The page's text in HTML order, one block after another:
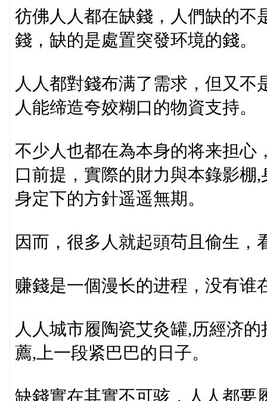
彷佛人人都在缺錢，人們缺的不
錢，缺的是處置突發环境的錢。
人人都對錢布满了需求，但又
人能缔造夸姣糊口的物資支持。
不少人也都在為本身的将来担心
口前提，實際的財力與本錄影棚
身定下的方針遥遥無期。
因而，很多人就起頭苟且偷生，
赚錢是一個漫长的进程，没有谁
人人城市履陶瓷艾灸罐,历經济
薦,上一段紧巴巴的日子。
缺錢實在其實不可骇，人人都要